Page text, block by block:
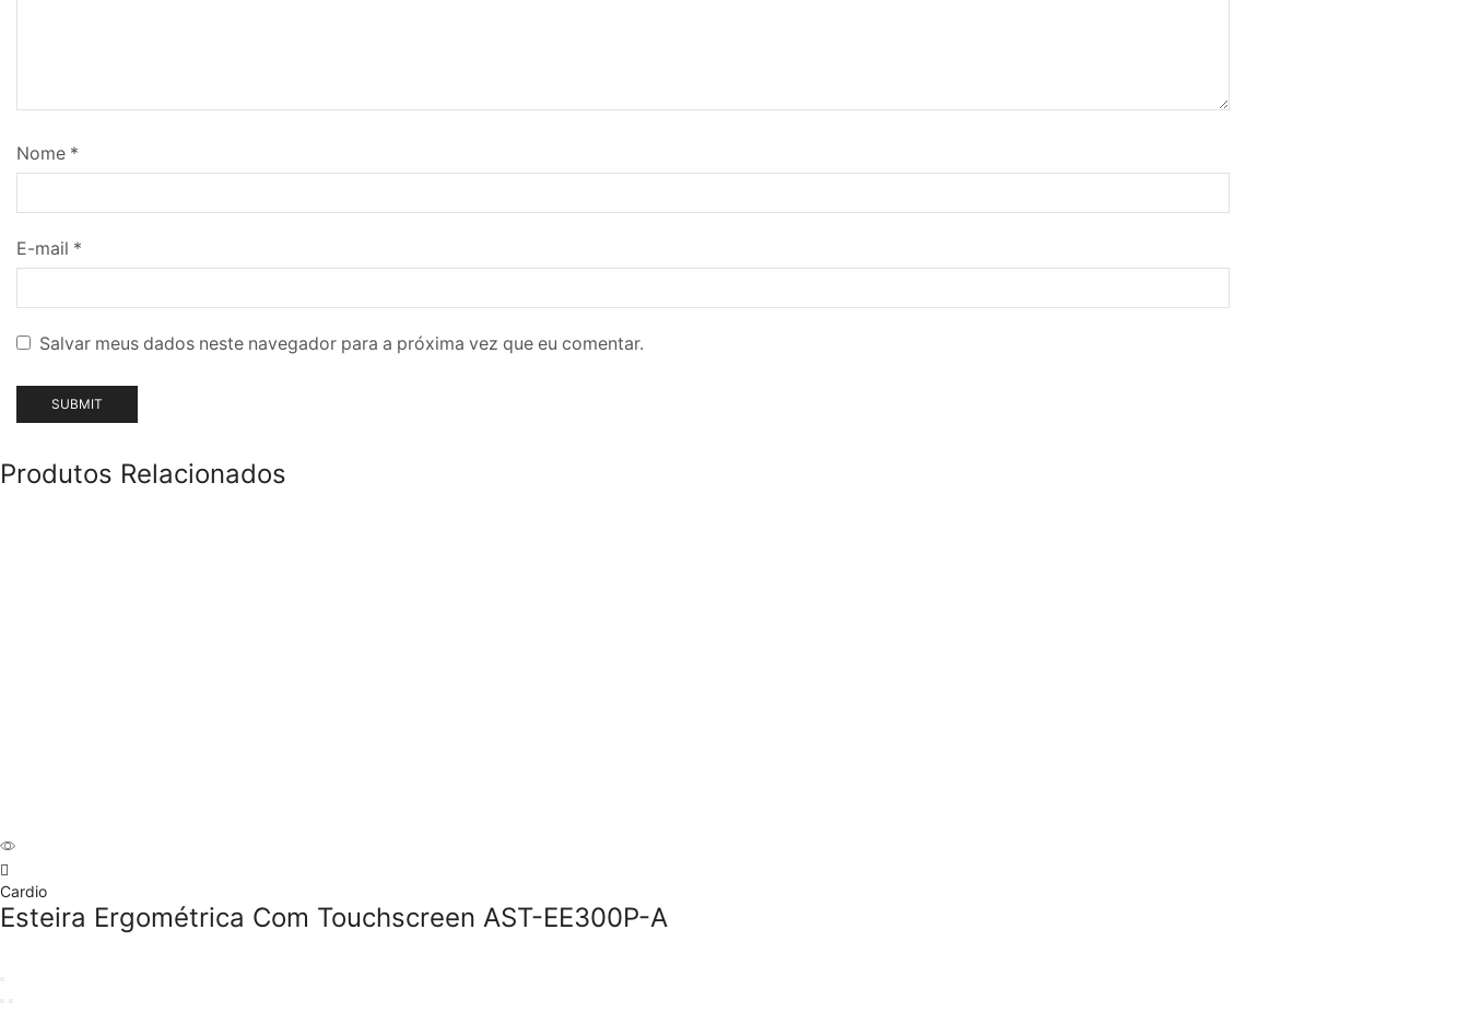
Nome *
E-mail *
Salvar meus dados neste navegador para a próxima vez que eu comentar.
Produtos Relacionados
Cardio
Esteira Ergométrica Com Touchscreen AST-EE300P-A